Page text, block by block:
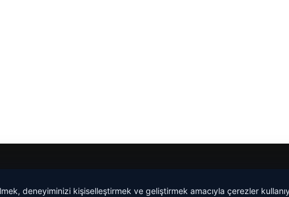
deneyiminizi kişiselleştirmek ve geliştirmek amacıyla çerezler